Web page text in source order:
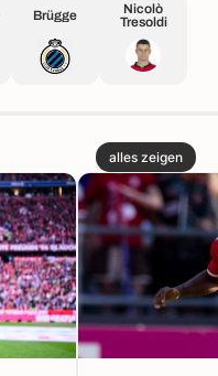
Brügge
Nicolò
Tresoldi
alles zeigen